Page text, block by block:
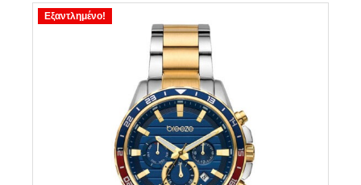
Εξαντλημένο!